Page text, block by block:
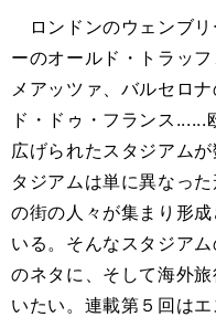
ロンドンのウェンブリ
ーのオールド・トラッ
メアッツァ、バルセロ
ド・ドゥ・フランス
広げられたスタジアム
タジアムは単に異なっ
の街の人々が集まり形
いる。そんなスタジア
のネタに、そして海外
いたい。連載第５回は